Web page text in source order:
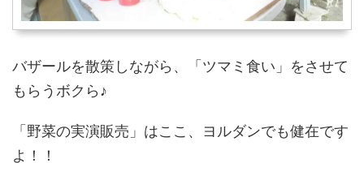
バザールを散策しながら、「ツマミ食い」をさせて
もらうボクら♪
「野菜の実演販売」はここ、ヨルダンでも健在です
よ！！